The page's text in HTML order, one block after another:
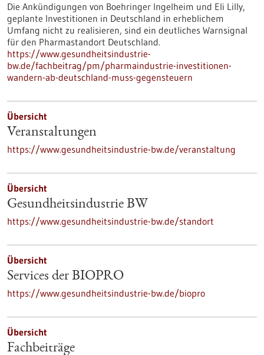
Die Ankündigungen von Boehringer Ingelheim und Eli Lilly,
geplante Investitionen in Deutschland in erheblichem
Umfang nicht zu realisieren, sind ein deutliches Warnsignal
für den Pharmastandort Deutschland.
https://www.gesundheitsindustrie-
bw.de/fachbeitrag/pm/pharmaindustrie-investitionen-
wandern-ab-deutschland-muss-gegensteuern
Übersicht
Veranstaltungen
https://www.gesundheitsindustrie-bw.de/veranstaltung
Übersicht
Gesundheitsindustrie BW
https://www.gesundheitsindustrie-bw.de/standort
Übersicht
Services der BIOPRO
https://www.gesundheitsindustrie-bw.de/biopro
Übersicht
Fachbeiträge